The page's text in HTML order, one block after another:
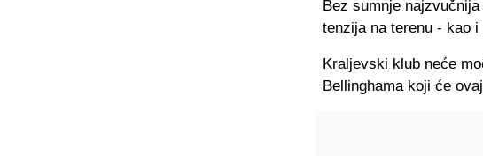
Bez sumnje
tenzija na terenu - kao
Kraljevski klub neće
Bellinghama koji će